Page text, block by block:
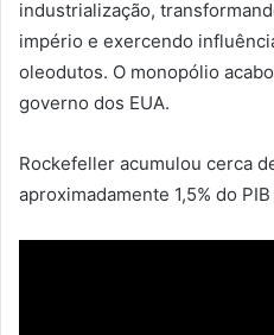
industrialização,
império e exercendo
oleodutos. O monopólio
governo dos EUA.
Rockefeller acumulou cerca
aproximadamente 1,5% do